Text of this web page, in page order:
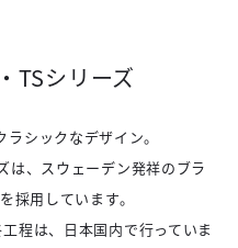
TSシリーズ
シックなデザイン。
は、スウェーデン発祥のブラ
採用しています。
程は、日本国内で行っていま